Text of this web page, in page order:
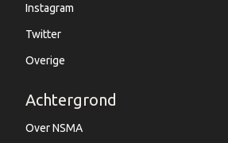
Instagram
Twitter
Overige
Achtergrond
Over NSMA